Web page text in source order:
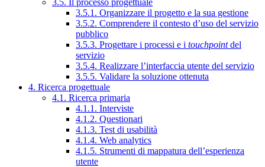
3.5. Il processo progettuale
3.5.1. Organizzare il progetto e la sua gestione
3.5.2. Comprendere il contesto d’uso del servizio
pubblico
3.5.3. Progettare i processi e i touchpointdel
servizio
3.5.4. Realizzare l’interfaccia utente del servizio
3.5.5. Validare la soluzione ottenuta
4. Ricerca progettuale
4.1. Ricerca primaria
4.1.1. Interviste
4.1.2. Questionari
4.1.3. Test di usabilità
4.1.4. Web analytics
4.1.5. Strumenti di mappatura dell’esperienza
utente